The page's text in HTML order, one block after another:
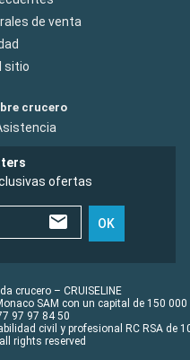
de venta
sitio
crucero
ofertas
OK
crucero – CRUISELINE
SAM con un capital de 150 000
97 97 84 50
civil y profesional RC RSA de
rights reserved